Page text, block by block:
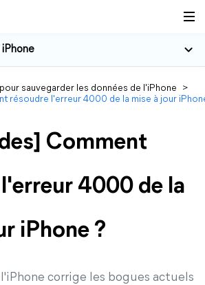
iPhone
sauvegarder les données de l'iPhone
>
résoudre l'erreur 4000 de la mise à jour
Comment
4000 de la
iPhone ?
l'iPhone corrige les bogues actuels